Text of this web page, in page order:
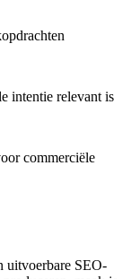
intentie relevant is
commerciële
uitvoerbare SEO-